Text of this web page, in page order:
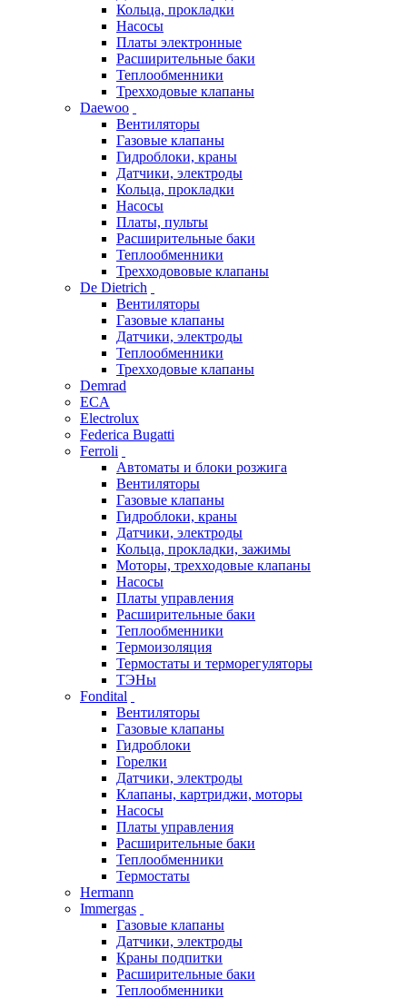
Кольца, прокладки
Насосы
Платы электронные
Расширительные баки
Теплообменники
Трехходовые клапаны
Daewoo
Вентиляторы
Газовые клапаны
Гидроблоки, краны
Датчики, электроды
Кольца, прокладки
Насосы
Платы, пульты
Расширительные баки
Теплообменники
Трехходововые клапаны
De Dietrich
Вентиляторы
Газовые клапаны
Датчики, электроды
Теплообменники
Трехходовые клапаны
Demrad
ECA
Electrolux
Federica Bugatti
Ferroli
Автоматы и блоки розжига
Вентиляторы
Газовые клапаны
Гидроблоки, краны
Датчики, электроды
Кольца, прокладки, зажимы
Моторы, трехходовые клапаны
Насосы
Платы управления
Расширительные баки
Теплообменники
Термоизоляция
Термостаты и терморегуляторы
ТЭНы
Fondital
Вентиляторы
Газовые клапаны
Гидроблоки
Горелки
Датчики, электроды
Клапаны, картриджи, моторы
Насосы
Платы управления
Расширительные баки
Теплообменники
Термостаты
Hermann
Immergas
Газовые клапаны
Датчики, электроды
Краны подпитки
Расширительные баки
Теплообменники